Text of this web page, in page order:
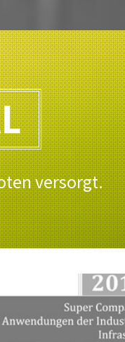
versorgt.